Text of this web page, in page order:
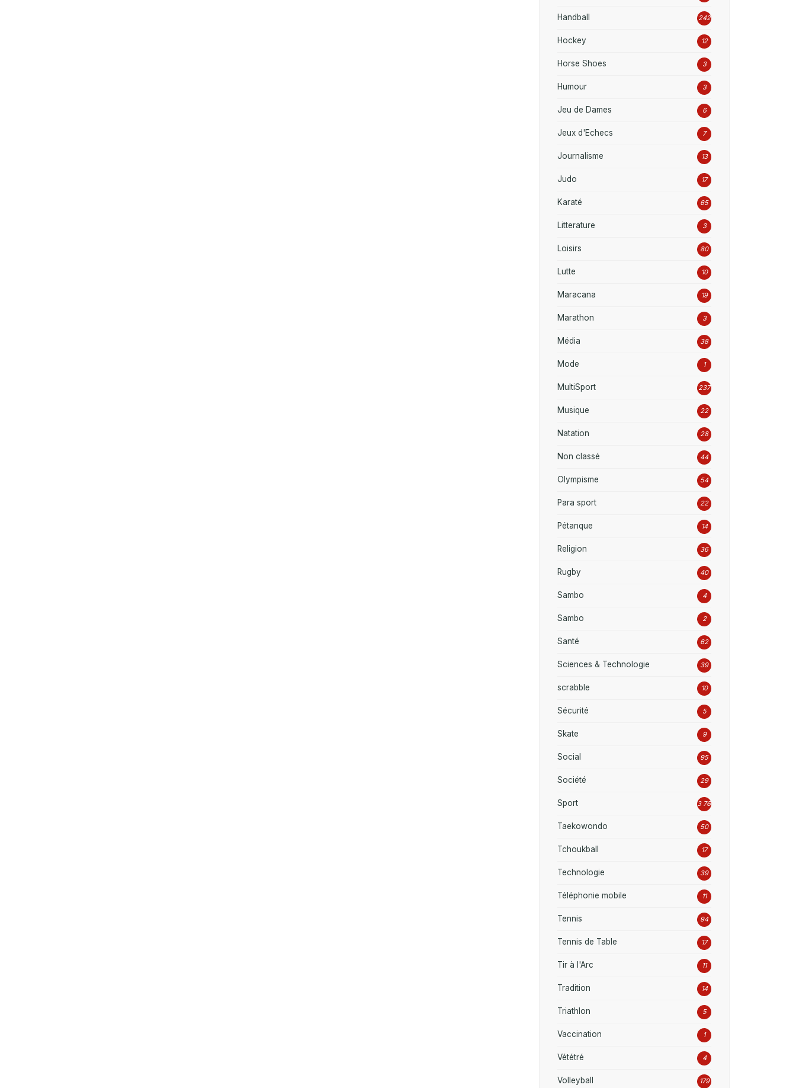
Handball 242
Hockey 12
Horse Shoes 3
Humour 3
Jeu de Dames 6
Jeux d'Echecs 7
Journalisme 13
Judo 17
Karaté 65
Litterature 3
Loisirs 80
Lutte 10
Maracana 19
Marathon 3
Média 38
Mode 1
MultiSport 237
Musique 22
Natation 28
Non classé 44
Olympisme 54
Para sport 22
Pétanque 14
Religion 36
Rugby 40
Sambo 4
Sambo 2
Santé 62
Sciences & Technologie 39
scrabble 10
Sécurité 5
Skate 9
Social 95
Société 29
Sport 3 769
Taekowondo 50
Tchoukball 17
Technologie 39
Téléphonie mobile 11
Tennis 94
Tennis de Table 17
Tir à l'Arc 11
Tradition 14
Triathlon 5
Vaccination 1
Vététré 4
Volleyball 179